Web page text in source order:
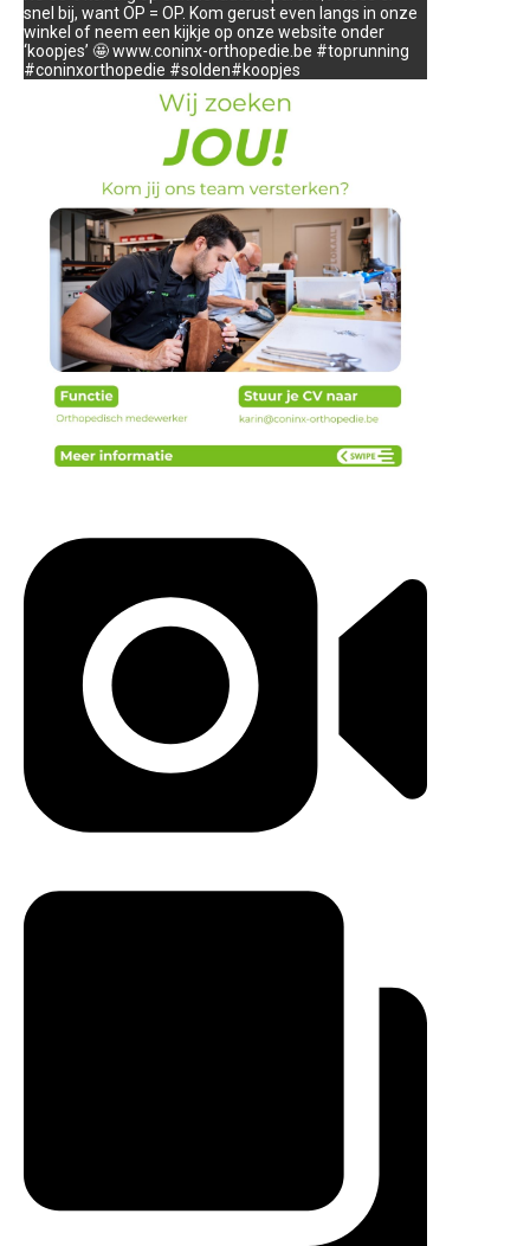
snel bij, want OP = OP. Kom gerust even langs in onze
winkel of neem een kijkje op onze website onder
‘koopjes’ 🤩 www.coninx-orthopedie.be #toprunning
#coninxorthopedie #solden#koopjes